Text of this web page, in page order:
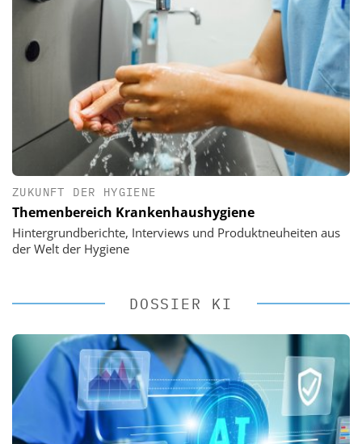
ZUKUNFT DER HYGIENE
Themenbereich Krankenhaushygiene
Hintergrundberichte, Interviews und Produktneuheiten aus
der Welt der Hygiene
DOSSIER KI